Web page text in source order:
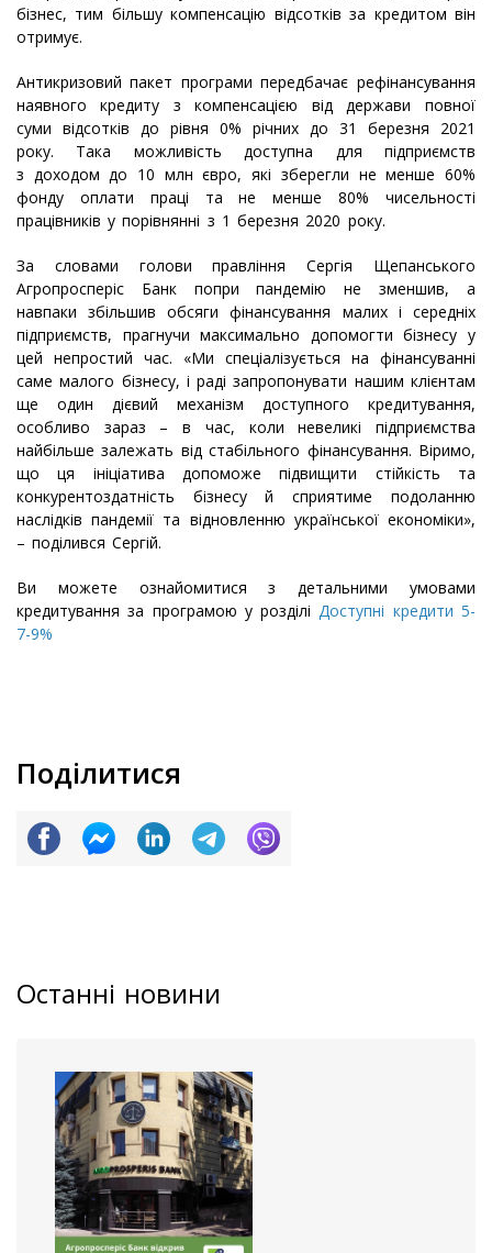
бізнес, тим більшу компенсацію відсотків за кредитом він
отримує.
Антикризовий пакет програми передбачає рефінансування
наявного кредиту з компенсацією від держави повної
суми відсотків до рівня 0% річних до 31 березня 2021
року. Така можливість доступна для підприємств
з доходом до 10 млн євро, які зберегли не менше 60%
фонду оплати праці та не менше 80% чисельності
працівників у порівнянні з 1 березня 2020 року.
За словами голови правління Сергія Щепанського
Агропросперіс Банк попри пандемію не зменшив, а
навпаки збільшив обсяги фінансування малих і середніх
підприємств, прагнучи максимально допомогти бізнесу у
цей непростий час. «Ми спеціалізується на фінансуванні
саме малого бізнесу, і раді запропонувати нашим клієнтам
ще один дієвий механізм доступного кредитування,
особливо зараз – в час, коли невеликі підприємства
найбільше залежать від стабільного фінансування. Віримо,
що ця ініціатива допоможе підвищити стійкість та
конкурентоздатність бізнесу й сприятиме подоланню
наслідків пандемії та відновленню української економіки»,
– поділився Сергій.
Ви можете ознайомитися з детальними умовами
кредитування за програмою у розділі Доступні кредити 5-
7-9%
Поділитися
Останні новини